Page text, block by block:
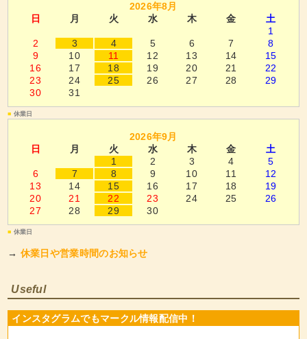
2026年8月
日
月 火 水 木 金
土
1
2
3 4 5 6 7
8
9
10 11 12 13 14
15
16
17 18 19 20 21
22
23
24 25 26 27 28
29
30
31
■ 休業日
2026年9月
日
月 火 水 木 金
土
1
2 3 4
5
6
7 8 9 10 11
12
13
14 15 16 17 18
19
20
21 22 23 24 25
26
27
28 29 30
■ 休業日
→ 休業日や営業時間のお知らせ
Useful
インスタグラムでもマークル情報配信中！